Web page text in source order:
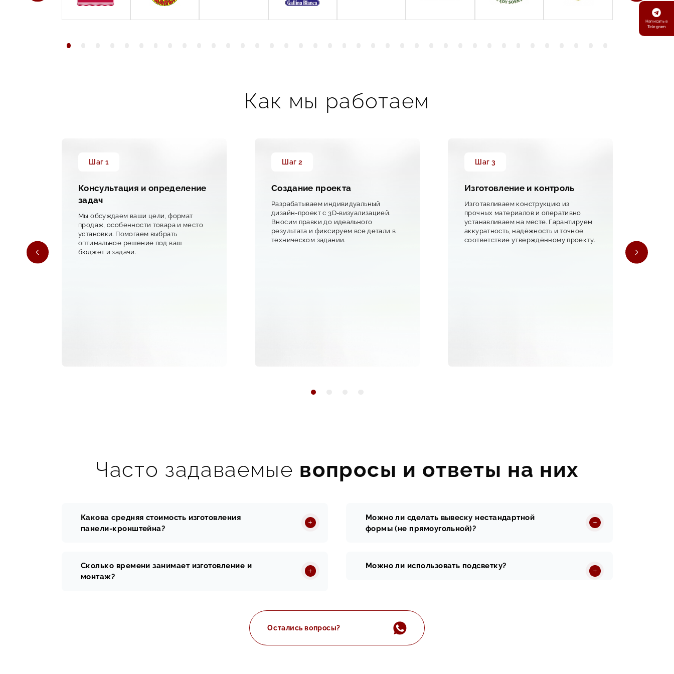
Как мы работаем
Шаг 1
Консультация и определение
задач
Мы обсуждаем ваши цели, формат
продаж, особенности товара и место
установки. Помогаем выбрать
оптимальное решение под ваш
бюджет и задачи.
Шаг 2
Создание проекта
Разрабатываем индивидуальный
дизайн-проект с 3D-визуализацией.
Вносим правки до идеального
результата и фиксируем все детали в
техническом задании.
Шаг 3
Изготовление и контроль
Изготавливаем конструкцию из
прочных материалов и оперативно
устанавливаем на месте. Гарантируем
аккуратность, надёжность и точное
соответствие утверждённому проекту.
Часто задаваемые вопросы и ответы на них
Какова средняя стоимость изготовления
панели-кронштейна?
Сколько времени занимает изготовление и
монтаж?
Можно ли сделать вывеску нестандартной
формы (не прямоугольной)?
Можно ли использовать подсветку?
Остались вопросы?
Написать в
Telegram